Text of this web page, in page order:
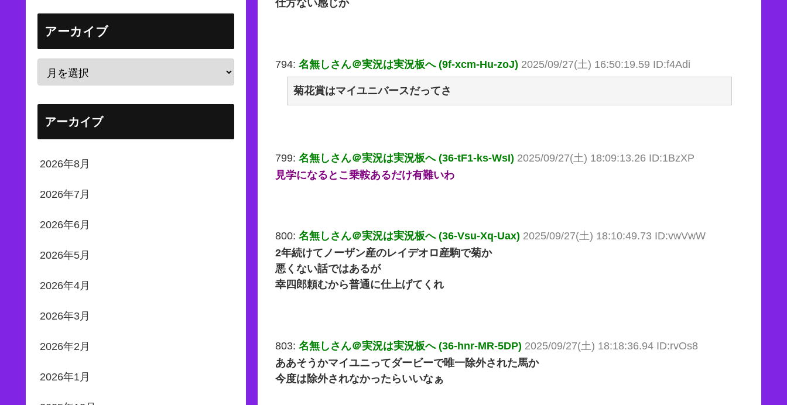
仕方ない感じか
794: 名無しさん＠実況は実況板へ (9f-xcm-Hu-zoJ) 2025/09/27(土) 16:50:19.59 ID:f4Adi
菊花賞はマイユニバースだってさ
799: 名無しさん＠実況は実況板へ (36-tF1-ks-WsI) 2025/09/27(土) 18:09:13.26 ID:1BzXP
見学になるとこ乗鞍あるだけ有難いわ
800: 名無しさん＠実況は実況板へ (36-Vsu-Xq-Uax) 2025/09/27(土) 18:10:49.73 ID:vwVwW
2年続けてノーザン産のレイデオロ産駒で菊か
悪くない話ではあるが
幸四郎頼むから普通に仕上げてくれ
803: 名無しさん＠実況は実況板へ (36-hnr-MR-5DP) 2025/09/27(土) 18:18:36.94 ID:rvOs8
ああそうかマイユニってダービーで唯一除外された馬か
今度は除外されなかったらいいなぁ
アーカイブ
アーカイブ
2026年8月
2026年7月
2026年6月
2026年5月
2026年4月
2026年3月
2026年2月
2026年1月